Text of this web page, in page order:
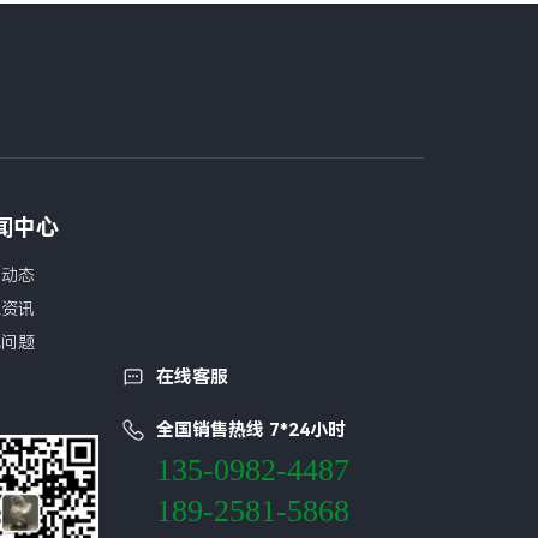
中心
态
讯
题
在线客服
全国销售热线 7*24小时
135-0982-4487
189-2581-5868